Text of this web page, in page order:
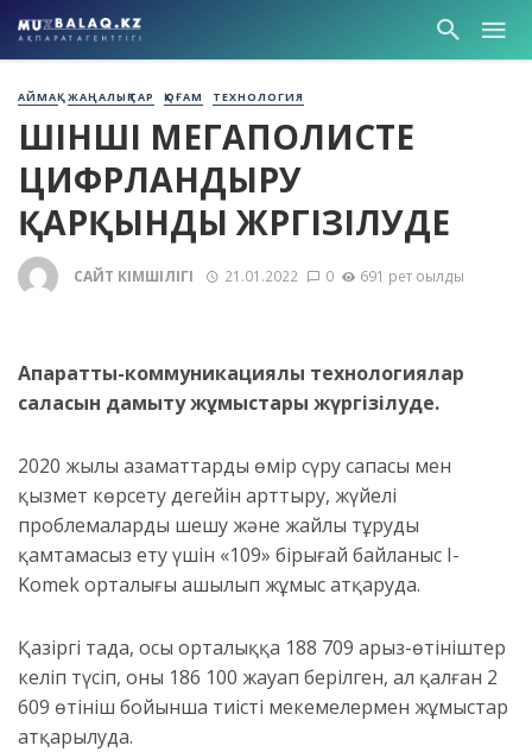
АЙМАҚ ЖАҢАЛЫҚТАР ҚОҒАМ ТЕХНОЛОГИЯ
ҮШІНШІ МЕГАПОЛИСТЕ
ЦИФРЛАНДЫРУ
ҚАРҚЫНДЫ ЖҮРГІЗІЛУДЕ
САЙТ ӘКІМШІЛІГІ 21.01.2022 0 691 рет оқылды
Ақпараттық-коммуникациялық технологиялар
саласын дамыту жұмыстары жүргізілуде.
2020 жылы азаматтардың өмір сүру сапасы мен
қызмет көрсету деңгейін арттыру, жүйелі
проблемаларды шешу және жайлы тұруды
қамтамасыз ету үшін «109» бірыңғай байланыс I-
Komek орталығы ашылып жұмыс атқаруда.
Қазіргі таңда, осы орталыққа 188 709 арыз-өтініштер
келіп түсіп, оның 186 100 жауап берілген, ал қалған 2
609 өтініш бойынша тиісті мекемелермен жұмыстар
атқарылуда.